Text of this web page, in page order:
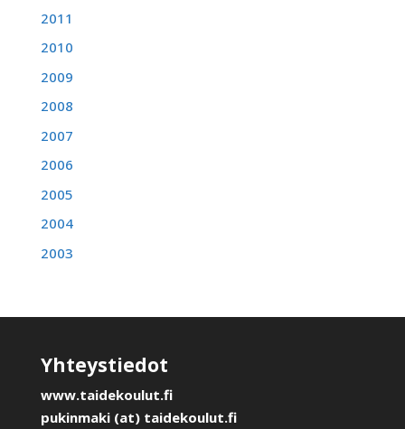
2011
2010
2009
2008
2007
2006
2005
2004
2003
Yhteystiedot
www.taidekoulut.fi
pukinmaki (at) taidekoulut.fi